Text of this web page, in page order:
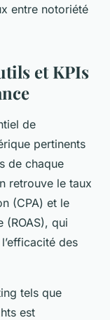
entre notoriété
et KPIs
de
pertinents
de chaque
retrouve le taux
(CPA) et le
(ROAS), qui
des
tels que
est